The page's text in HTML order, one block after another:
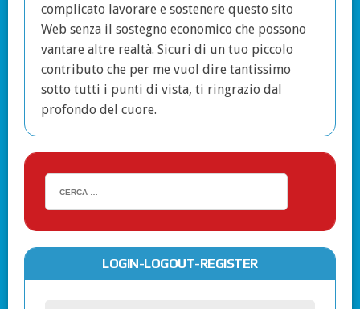
complicato lavorare e sostenere questo sito
Web senza il sostegno economico che possono
vantare altre realtà. Sicuri di un tuo piccolo
contributo che per me vuol dire tantissimo
sotto tutti i punti di vista, ti ringrazio dal
profondo del cuore.
LOGIN-LOGOUT-REGISTER